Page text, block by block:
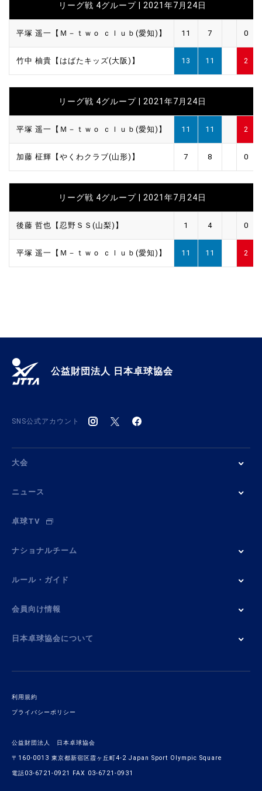
リーグ戦 4グループ | 2021年7月24日
平塚 遥一【Ｍ－ｔｗｏ ｃｌｕｂ(愛知)】 11 7 0
竹中 柚貴【はばたキッズ(大阪)】 13 11 2
リーグ戦 4グループ | 2021年7月24日
平塚 遥一【Ｍ－ｔｗｏ ｃｌｕｂ(愛知)】 11 11 2
加藤 柾輝【やくわクラブ(山形)】 7 8 0
リーグ戦 4グループ | 2021年7月24日
後藤 哲也【忍野ＳＳ(山梨)】 1 4 0
平塚 遥一【Ｍ－ｔｗｏ ｃｌｕｂ(愛知)】 11 11 2
公益財団法人 日本卓球協会
SNS公式アカウント
大会
ニュース
卓球TV
ナショナルチーム
ルール・ガイド
会員向け情報
日本卓球協会について
利用規約
プライバシーポリシー
公益財団法人 日本卓球協会
〒160-0013 東京都新宿区霞ヶ丘町4-2 Japan Sport Olympic Square
電話03-6721-0921 FAX 03-6721-0931